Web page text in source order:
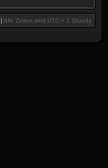
| Alle Zeiten sind UTC + 1 Stunde